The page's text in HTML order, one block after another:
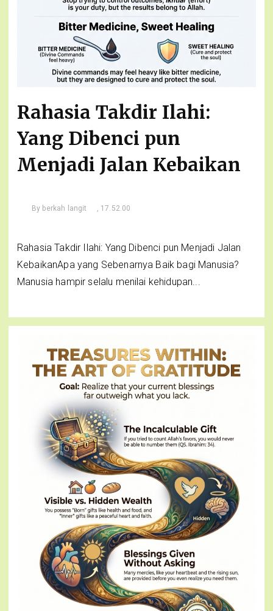
Rahasia Takdir Ilahi:
Yang Dibenci pun
Menjadi Jalan Kebaikan
By berkah langit , 17.52.00
Rahasia Takdir Ilahi: Yang Dibenci pun Menjadi Jalan
KebaikanApa yang Sebenarnya Baik bagi Manusia?
Manusia hampir selalu menilai kehidupan...